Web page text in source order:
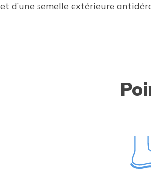
d’une semelle extérieure